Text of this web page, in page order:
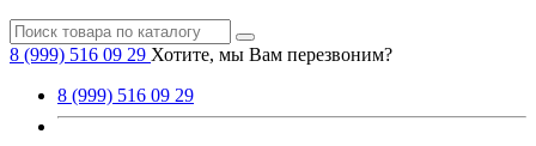
8 (999) 516 09 29 Хотите, мы Вам перезвоним?
8 (999) 516 09 29